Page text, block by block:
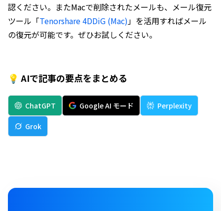
認ください。またMacで削除されたメールも、メール復元
ツール「Tenorshare 4DDiG (Mac)」を活用すればメール
の復元が可能です。ぜひお試しください。
💡 AIで記事の要点をまとめる
ChatGPT Google AI モード Perplexity
Grok